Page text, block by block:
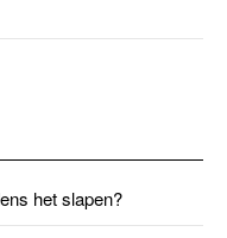
het slapen?